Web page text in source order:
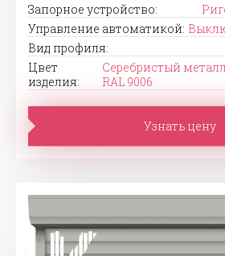
Запорное устройство:
Управление автоматикой:
Вид профиля:
Цвет
изделия:
Серебристый
RAL 9006
Узнать цену